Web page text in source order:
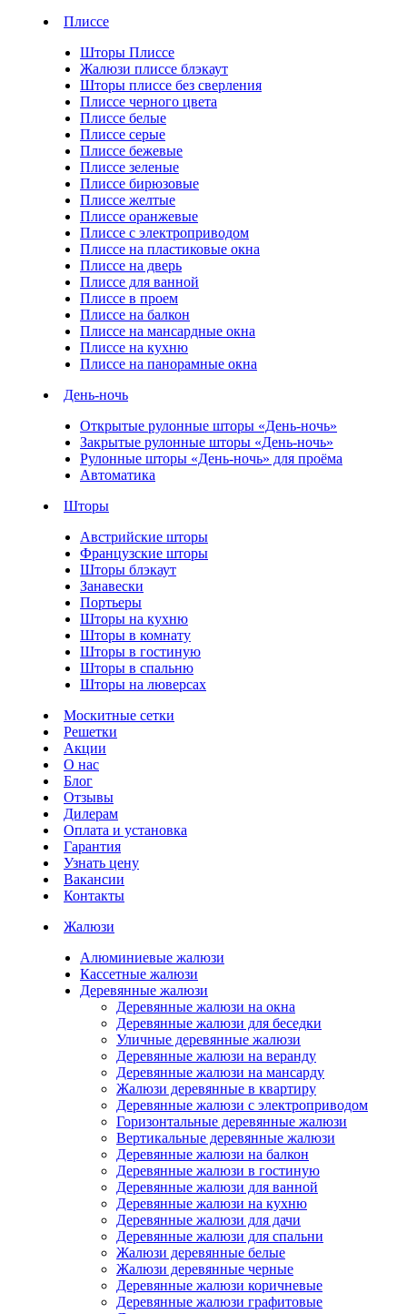
Плиссе
Шторы Плиссе
Жалюзи плиссе блэкаут
Шторы плиссе без сверления
Плиссе черного цвета
Плиссе белые
Плиссе серые
Плиссе бежевые
Плиссе зеленые
Плиссе бирюзовые
Плиссе желтые
Плиссе оранжевые
Плиссе с электроприводом
Плиссе на пластиковые окна
Плиссе на дверь
Плиссе для ванной
Плиссе в проем
Плиссе на балкон
Плиссе на мансардные окна
Плиссе на кухню
Плиссе на панорамные окна
День-ночь
Открытые рулонные шторы «День-ночь»
Закрытые рулонные шторы «День-ночь»
Рулонные шторы «День-ночь» для проёма
Автоматика
Шторы
Австрийские шторы
Французские шторы
Шторы блэкаут
Занавески
Портьеры
Шторы на кухню
Шторы в комнату
Шторы в гостиную
Шторы в спальню
Шторы на люверсах
Москитные сетки
Решетки
Акции
О нас
Блог
Отзывы
Дилерам
Оплата и установка
Гарантия
Узнать цену
Вакансии
Контакты
Жалюзи
Алюминиевые жалюзи
Кассетные жалюзи
Деревянные жалюзи
Деревянные жалюзи на окна
Деревянные жалюзи для беседки
Уличные деревянные жалюзи
Деревянные жалюзи на веранду
Деревянные жалюзи на мансарду
Жалюзи деревянные в квартиру
Деревянные жалюзи с электроприводом
Горизонтальные деревянные жалюзи
Вертикальные деревянные жалюзи
Деревянные жалюзи на балкон
Деревянные жалюзи в гостиную
Деревянные жалюзи для ванной
Деревянные жалюзи на кухню
Деревянные жалюзи для дачи
Деревянные жалюзи для спальни
Жалюзи деревянные белые
Жалюзи деревянные черные
Деревянные жалюзи коричневые
Деревянные жалюзи графитовые